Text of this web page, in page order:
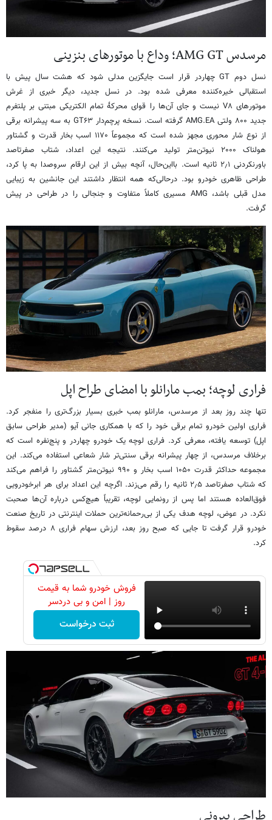
مرسدس AMG GT؛ وداع با موتورهای بنزینی
نسل دوم GT چهاردر قرار است جایگزین مدلی شود که هشت سال پیش با
استقبالی خیره‌کننده معرفی شده بود. در نسل جدید، دیگر خبری از غرش
موتورهای V۸ نیست و جای آن‌ها را قوای محرکهٔ تمام الکتریکی مبتنی بر پلتفرم
جدید ۸۰۰ ولتی AMG.EA گرفته است. نسخه پرچم‌دار GT۶۳ به سه پیشرانه برقی
از نوع شار محوری مجهز شده است که مجموعاً ۱۱۷۰ اسب بخار قدرت و گشتاور
هولناک ۲۰۰۰ نیوتن‌متر تولید می‌کنند. نتیجه این اعداد، شتاب صفرتاصد
باورنکردنی ۲٫۱ ثانیه است. بااین‌حال، آنچه بیش از این ارقام سروصدا به پا کرد،
طراحی ظاهری خودرو بود. درحالی‌که همه انتظار داشتند این جانشین به زیبایی
مدل قبلی باشد، AMG مسیری کاملاً متفاوت و جنجالی را در طراحی در پیش
گرفت.
فراری لوچه؛ بمب مارانلو با امضای طراح اپل
تنها چند روز بعد از مرسدس، مارانلو بمب خبری بسیار بزرگ‌تری را منفجر کرد.
فراری اولین خودرو تمام برقی خود را که با همکاری جانی آیو (مدیر طراحی سابق
اپل) توسعه یافته، معرفی کرد. فراری لوچه یک خودرو چهاردر و پنج‌نفره است که
برخلاف مرسدس، از چهار پیشرانه برقی سنتی‌تر شار شعاعی استفاده می‌کند. این
مجموعه حداکثر قدرت ۱۰۵۰ اسب بخار و ۹۹۰ نیوتن‌متر گشتاور را فراهم می‌کند
که شتاب صفرتاصد ۲٫۵ ثانیه را رقم می‌زند. اگرچه این اعداد برای هر ابرخودرویی
فوق‌العاده هستند اما پس از رونمایی لوچه، تقریباً هیچ‌کس درباره آن‌ها صحبت
نکرد. در عوض، لوچه هدف یکی از بی‌رحمانه‌ترین حملات اینترنتی در تاریخ صنعت
خودرو قرار گرفت تا جایی که صبح روز بعد، ارزش سهام فراری ۸ درصد سقوط
کرد.
فروش خودرو شما به قیمت
روز | امن و بی دردسر
ثبت درخواست